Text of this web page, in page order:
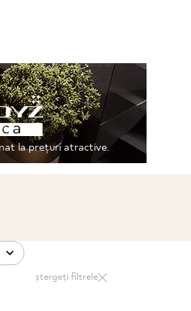
Polecane
Sintered stone
Monumental
- 17.00
14.00
77
la prețuri atractive.
ștergeți filtrele